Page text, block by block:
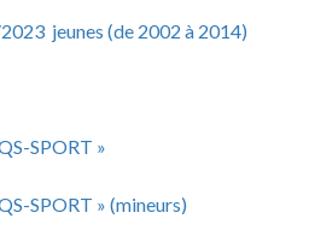
jeunes (de 2002 à 2014)
SPORT »
SPORT » (mineurs)